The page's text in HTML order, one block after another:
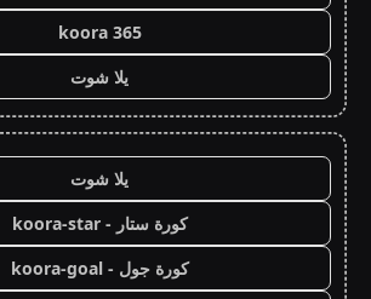
koora 365
يلا شوت
يلا شوت
كورة ستار - koora-star
كورة جول - koora-goal